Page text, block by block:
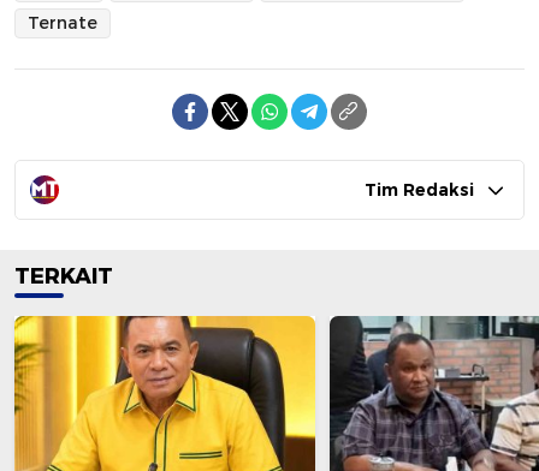
Ternate
Tim Redaksi
TERKAIT